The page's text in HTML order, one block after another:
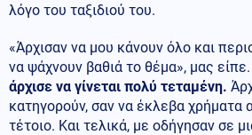
λόγο του ταξιδιού του.
«Άρχισαν να μου κάνουν όλο και
να ψάχνουν βαθιά το θέμα», μας είπε.
άρχισε να γίνεται πολύ τεταμένη.
κατηγορούν, σαν να έκλεβα χρήματα
τέτοιο. Και τελικά, με οδήγησαν σε